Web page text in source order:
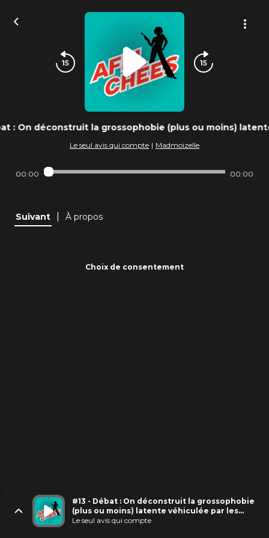
: On déconstruit la grossophobie (plus ou moins)
Le seul avis qui compte | Madmoizelle
00:00 00:00
Suivant À propos
Choix de consentement
#13 - Débat : On déconstruit la grossophobie
(plus ou moins) latente véhiculée par les
films et les séries
Le seul avis qui compte